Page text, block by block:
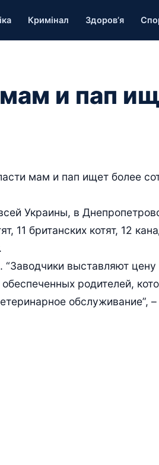
Кримінал Здоров’я
и пап
мам и пап ищет более
Украины, в
11 британских котят, 12
выставляют цену
родителей,
обслуживание”, –